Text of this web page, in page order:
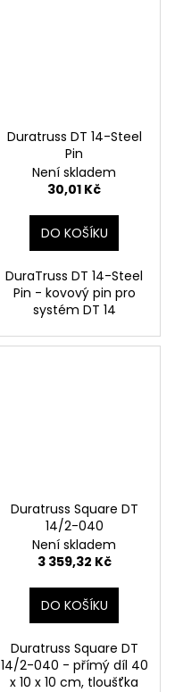
Duratruss DT 14-Steel
Pin
Není skladem
30,01 Kč
DO KOŠÍKU
DuraTruss DT 14-Steel
Pin - kovový pin pro
systém DT 14
Duratruss Square DT
14/2-040
Není skladem
3 359,32 Kč
DO KOŠÍKU
Duratruss Square DT
14/2-040 - přímý díl 40
x 10 x 10 cm, tloušťka